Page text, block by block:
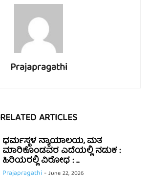
Prajapragathi
RELATED ARTICLES
ಧರ್ಮಸ್ಥಳ ನ್ಯಾಯಾಲಯ, ಮತ
ಮಾರಿಕೊಂಡವರ ಎದೆಯಲ್ಲಿ ನಡುಕ :
ಹಿರಿಯರಲ್ಲಿ ವಿರೋಧ : ...
Prajapragathi-June 22, 2026